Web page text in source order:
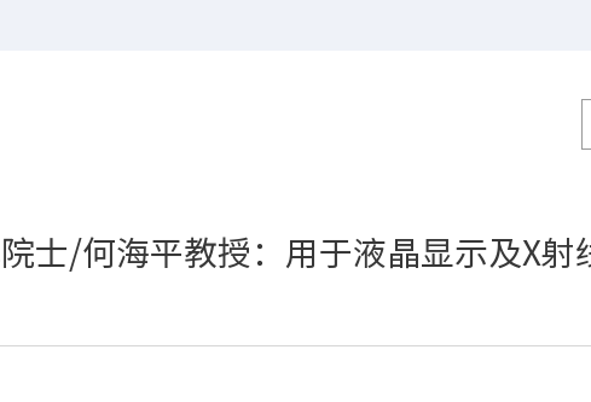
士/何海平教授：用于液晶显示及X射